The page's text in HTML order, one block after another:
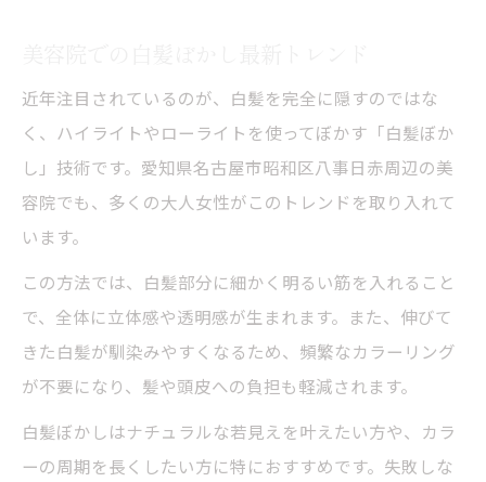
近年注目されているのが、白髪を完全に隠すのではな
く、ハイライトやローライトを使ってぼかす「白髪ぼか
し」技術です。愛知県名古屋市昭和区八事日赤周辺の美
容院でも、多くの大人女性がこのトレンドを取り入れて
います。
この方法では、白髪部分に細かく明るい筋を入れること
で、全体に立体感や透明感が生まれます。また、伸びて
きた白髪が馴染みやすくなるため、頻繁なカラーリング
が不要になり、髪や頭皮への負担も軽減されます。
白髪ぼかしはナチュラルな若見えを叶えたい方や、カラ
ーの周期を長くしたい方に特におすすめです。失敗しな